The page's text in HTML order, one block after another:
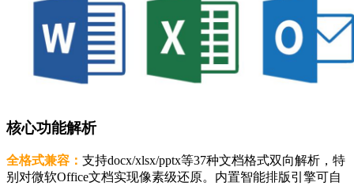
核心功能解析
全格式兼容： 支持docx/xlsx/pptx等37种文档格式双向解析，特
别对微软Office文档实现像素级还原。内置智能排版引擎可自